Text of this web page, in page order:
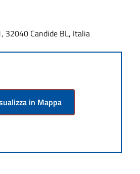
32040 Candide BL, Italia
in Mappa